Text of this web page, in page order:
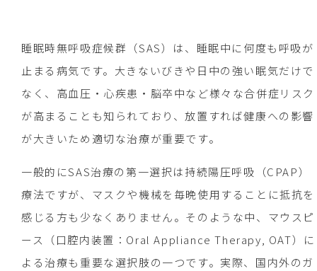
睡眠時無呼吸症候群（SAS）は、睡眠中に何度も呼吸が
止まる病気です。大きないびきや日中の強い眠気だけで
なく、高血圧・心疾患・脳卒中など様々な合併症リスク
が高まることも知られており、放置すれば健康への影響
が大きいため適切な治療が重要です。
一般的にSAS治療の第一選択は持続陽圧呼吸（CPAP）
療法ですが、マスクや機械を毎晩使用することに抵抗を
感じる方も少なくありません。そのような中、マウスピ
ース（口腔内装置：Oral Appliance Therapy, OAT）に
よる治療も重要な選択肢の一つです。実際、国内外のガ